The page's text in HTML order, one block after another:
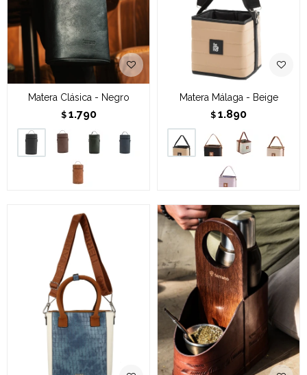
Matera Clásica - Negro
$ 1.790
Matera Málaga - Beige
$ 1.890